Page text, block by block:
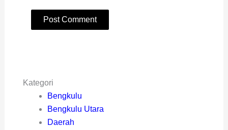
Kategori
Bengkulu
Bengkulu Utara
Daerah